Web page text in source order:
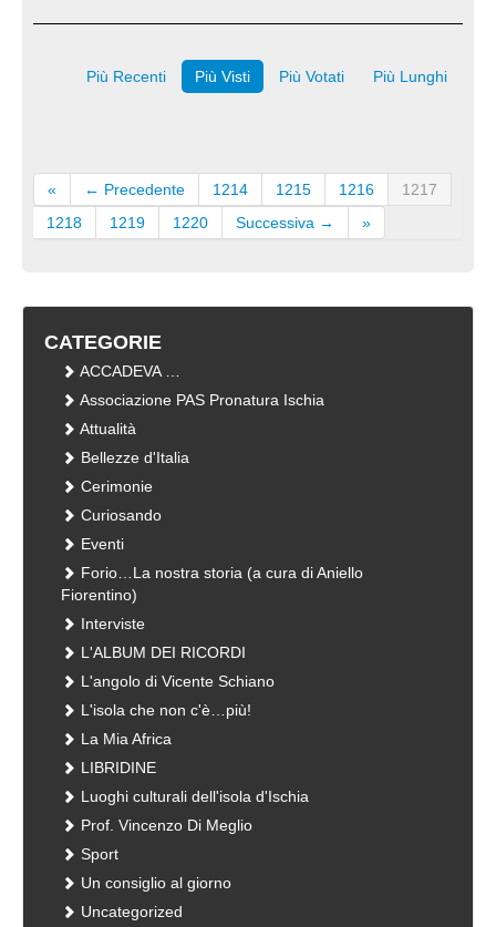
Più Recenti Più Visti Più Votati Più Lunghi
« ← Precedente 1214 1215 1216
1217
1218
1219 1220 Successiva → »
CATEGORIE
ACCADEVA …
Associazione PAS Pronatura Ischia
Attualità
Bellezze d'Italia
Cerimonie
Curiosando
Eventi
Forio…La nostra storia (a cura di Aniello
Fiorentino)
Interviste
L'ALBUM DEI RICORDI
L'angolo di Vicente Schiano
L'isola che non c'è…più!
La Mia Africa
LIBRIDINE
Luoghi culturali dell'isola d'Ischia
Prof. Vincenzo Di Meglio
Sport
Un consiglio al giorno
Uncategorized